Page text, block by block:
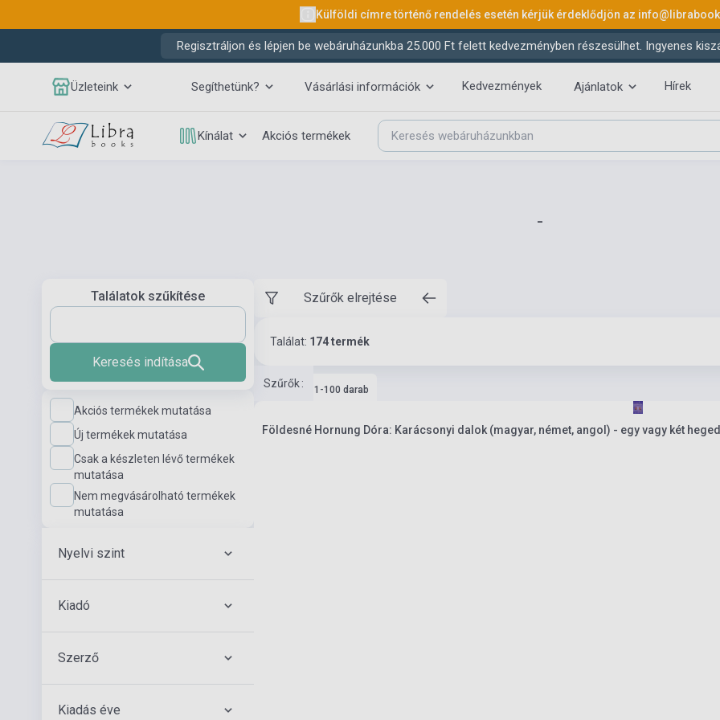
Külföldi címre történő rendelés esetén kérjük érdeklődjön az
Regisztráljon és lépjen be webáruházunkba 25.000 Ft felett kedvezményben részesülhet. Ingyenes
Üzleteink Segíthetünk? Vásárlási információk Kedvezmények Ajánlatok Hírek
Kínálat Akciós termékek
-
Találatok szűkítése
Keresés indítása
Akciós termékek mutatása
Új termékek mutatása
Csak a készleten lévő termékek
mutatása
Nem megvásárolható termékek
mutatása
Nyelvi szint
Kiadó
Szerző
Kiadás éve
Szűrők elrejtése
Találat: 174 termék
Szűrők:
Készlet: 11-100 darab
Földesné Hornung Dóra: Karácsonyi dalok (magyar, német, angol) - egy vagy két